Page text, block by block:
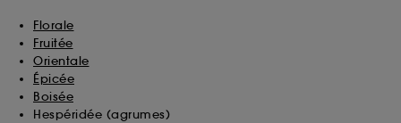
Florale
Fruitée
Orientale
Épicée
Boisée
Hespéridée (agrumes)